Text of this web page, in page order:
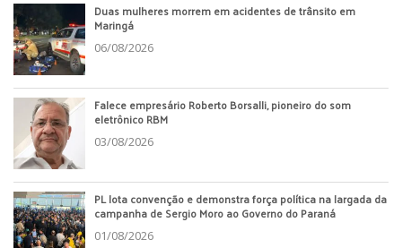
Duas mulheres morrem em acidentes de trânsito em
Maringá
06/08/2026
Falece empresário Roberto Borsalli, pioneiro do som
eletrônico RBM
03/08/2026
PL lota convenção e demonstra força política na largada da
campanha de Sergio Moro ao Governo do Paraná
01/08/2026